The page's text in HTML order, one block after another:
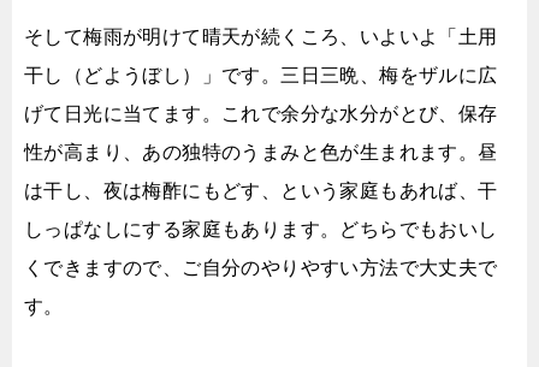
そして梅雨が明けて晴天が続くころ、いよいよ「土用
干し（どようぼし）」です。三日三晩、梅をザルに広
げて日光に当てます。これで余分な水分がとび、保存
性が高まり、あの独特のうまみと色が生まれます。昼
は干し、夜は梅酢にもどす、という家庭もあれば、干
しっぱなしにする家庭もあります。どちらでもおいし
くできますので、ご自分のやりやすい方法で大丈夫で
す。